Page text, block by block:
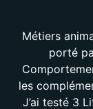
Métiers
porté
les
J’ai testé 3